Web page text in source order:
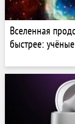
Вселенная
быстрее: